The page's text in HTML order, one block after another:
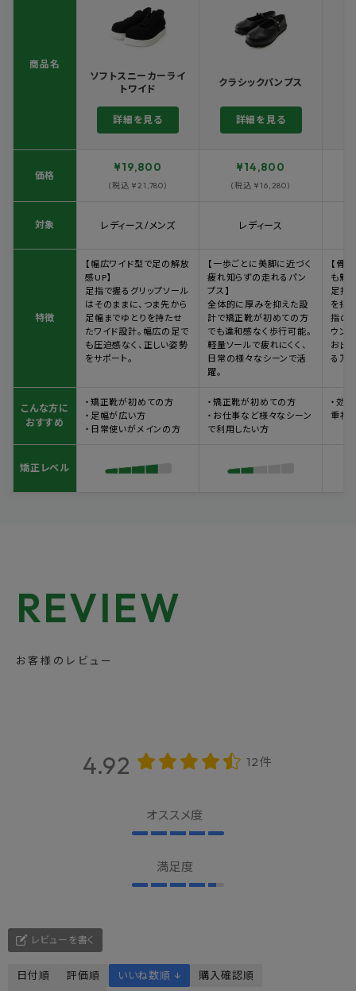
商品名
ソフトスニーカーライ
トワイド
詳細を見る
クラシックパンプス
詳細を見る
価格
¥19,800
(税込 ¥21,780)
¥14,800
(税込 ¥16,280)
対象 レディース/メンズ レディース
特徴
【幅広ワイド型で足の解放
感UP】
足指で握るグリップソール
はそのままに、つま先から
足幅までゆとりを持たせ
たワイド設計。幅広の足で
も圧迫感なく、正しい姿勢
をサポート。
【一歩ごとに美脚に近づく
疲れ知らずの走れるパン
プス】
全体的に厚みを抑えた設
計で矯正靴が初めての方
でも違和感なく歩行可能。
軽量ソールで疲れにくく、
日常の様々なシーンで活
躍。
【骨
も魅
足指
を搭
指の
ウン
お出
る万
こんな方に
おすすめ
・矯正靴が初めての方
・足幅が広い方
・日常使いがメインの方
・矯正靴が初めての方
・お仕事など様々なシーン
で利用したい方
・効
重視
矯正レベル
REVIEW
お客様のレビュー
4.92 12件
オススメ度
満足度
レビューを書く
日付順 評価順 いいね数順 ↓
購入確認順